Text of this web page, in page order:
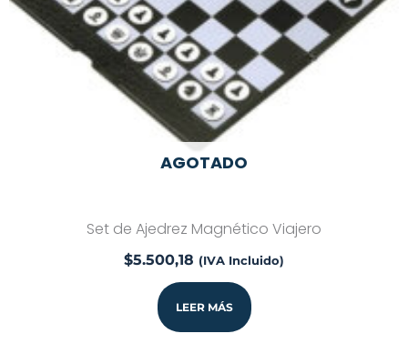
AGOTADO
Set de Ajedrez Magnético Viajero
$5.500,18 (IVA Incluido)
LEER MÁS